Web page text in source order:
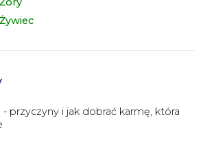
przyczyny i jak dobrać karmę, która